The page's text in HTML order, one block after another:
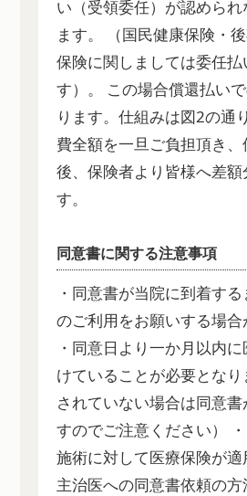
い（受領委任）が認められ
ます。 （国民健康保険・
保険に関しましては委任
す）。 この場合償還払い
ります。仕組みは図2の通
費全額を一旦ご負担頂き
後、保険者より皆様へ差額
す。
同意書に関する注意事項
・同意書が当院に到着す
のご利用をお願いする場合
・同意日より一か月以内
けていることが必要とな
されていない場合は同意書
すのでご注意ください）
施術に対して医療保険が適
主治医への同意書依頼の